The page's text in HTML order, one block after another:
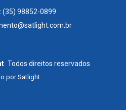
(35) 98852-0899
Todos direitos reservados
porSatlight